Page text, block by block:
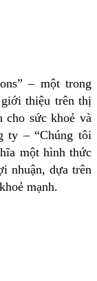
– một trong
thiệu trên thị
cho sức khoẻ và
ty – “Chúng tôi
một hình thức
nhuận, dựa trên
mạnh.